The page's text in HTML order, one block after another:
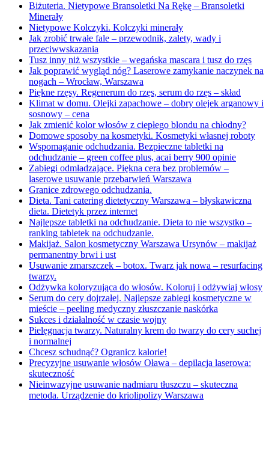
Biżuteria. Nietypowe Bransoletki Na Rękę – Bransoletki
Minerały
Nietypowe Kolczyki. Kolczyki minerały
Jak zrobić trwałe fale – przewodnik, zalety, wady i
przeciwwskazania
Tusz inny niż wszystkie – wegańska mascara i tusz do rzęs
Jak poprawić wygląd nóg? Laserowe zamykanie naczynek na
nogach – Wrocław, Warszawa
Piękne rzęsy. Regenerum do rzęs, serum do rzęs – skład
Klimat w domu. Olejki zapachowe – dobry olejek arganowy i
sosnowy – cena
Jak zmienić kolor włosów z ciepłego blondu na chłodny?
Domowe sposoby na kosmetyki. Kosmetyki własnej roboty
Wspomaganie odchudzania. Bezpieczne tabletki na
odchudzanie – green coffee plus, acai berry 900 opinie
Zabiegi odmładzające. Piękna cera bez problemów –
laserowe usuwanie przebarwień Warszawa
Granice zdrowego odchudzania.
Dieta. Tani catering dietetyczny Warszawa – błyskawiczna
dieta. Dietetyk przez internet
Najlepsze tabletki na odchudzanie. Dieta to nie wszystko –
ranking tabletek na odchudzanie.
Makijaż. Salon kosmetyczny Warszawa Ursynów – makijaż
permanentny brwi i ust
Usuwanie zmarszczek – botox. Twarz jak nowa – resurfacing
twarzy.
Odżywka koloryzująca do włosów. Koloruj i odżywiaj włosy
Serum do cery dojrzałej. Najlepsze zabiegi kosmetyczne w
mieście – peeling medyczny złuszczanie naskórka
Sukces i działalność w czasie wojny
Pielęgnacja twarzy. Naturalny krem do twarzy do cery suchej
i normalnej
Chcesz schudnąć? Ogranicz kalorie!
Precyzyjne usuwanie włosów Oława – depilacja laserowa:
skuteczność
Nieinwazyjne usuwanie nadmiaru tłuszczu – skuteczna
metoda. Urządzenie do kriolipolizy Warszawa